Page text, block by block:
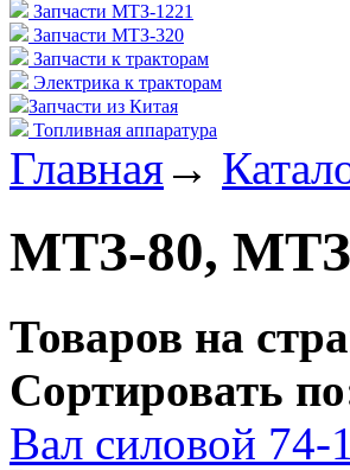
Запчасти МТЗ-1221
Запчасти МТЗ-320
Запчасти к тракторам
Электрика к тракторам
Запчасти из Китая
Топливная аппаратура
Главная→
МТЗ-80,
Товаров на
Сортировать
Вал силовой 74-